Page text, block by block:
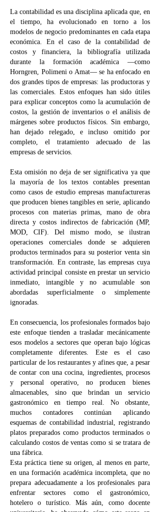
La contabilidad es una disciplina aplicada que, en
el tiempo, ha evolucionado en torno a los
modelos de negocio predominantes en cada etapa
económica. En el caso de la contabilidad de
costos y financiera, la bibliografía utilizada
durante la formación académica —como
Horngren, Polimeni o Amat— se ha enfocado en
dos grandes tipos de empresas: las productoras y
las comerciales. Estos enfoques han sido útiles
para explicar conceptos como la acumulación de
costos, la gestión de inventarios o el análisis de
márgenes sobre productos físicos. Sin embargo,
han dejado relegado, e incluso omitido por
completo, el tratamiento adecuado de las
empresas de servicios.
Esta omisión no deja de ser significativa ya que
la mayoría de los textos contables presentan
como casos de estudio empresas manufactureras
que producen bienes tangibles en serie, aplicando
procesos con materias primas, mano de obra
directa y costos indirectos de fabricación (MP,
MOD, CIF). Del mismo modo, se ilustran
operaciones comerciales donde se adquieren
productos terminados para su posterior venta sin
transformación. En contraste, las empresas cuya
actividad principal consiste en prestar un servicio
inmediato, intangible y no acumulable son
abordadas superficialmente o simplemente
ignoradas.
En consecuencia, los profesionales formados bajo
este enfoque tienden a trasladar mecánicamente
esos modelos a sectores que operan bajo lógicas
completamente diferentes. Este es el caso
particular de los restaurantes y afines que, a pesar
de contar con una cocina, ingredientes, procesos
y personal operativo, no producen bienes
almacenables, sino que brindan un servicio
gastronómico en tiempo real. No obstante,
muchos contadores continúan aplicando
esquemas de contabilidad industrial, registrando
platos preparados como productos terminados o
calculando costos de ventas como si se tratara de
una fábrica.
Esta práctica tiene su origen, al menos en parte,
en una formación académica incompleta, que no
prepara adecuadamente a los profesionales para
enfrentar sectores como el gastronómico,
hotelero o turístico. Más aún, como docente